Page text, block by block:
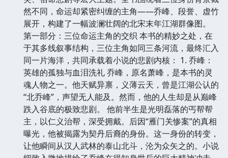
然不同，命运却紧密纠缠的主角——乔峰、段誉、虚竹
展开，构建了一幅波澜壮阔的北宋末年江湖群像图。
第一部分：三位命运主角的交织 本书的精妙之处，在
于其多线叙事结构，三位主角如同三条河流，最终汇入
同一片海洋，共同承载着小说的悲剧内核： 1. 乔峰：
英雄的孤独与血泪洗礼 乔峰，原名萧峰，是本书的灵
魂人物之一。他天赋异禀，义薄云天，曾是江湖公认的
“北乔峰”，声望无人能及。然而，他的人生却是从巅峰
跌入谷底的极致悲剧。 他前半生是光明磊落的丐帮帮
主，以仁义治帮，深受拥戴。后因“雁门关惨案”的真相
曝光，他被揭露为契丹后裔的身份。这一身份的转变，
让他瞬间从汉人武林的泰山北斗，沦为众矢之的。小说